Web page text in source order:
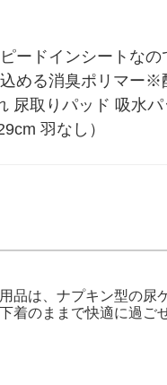
ドインシートな
める消臭ポリマー
尿取りパッド 吸水
羽なし）
品は、ナプキン型の尿
着のままで快適に過ご